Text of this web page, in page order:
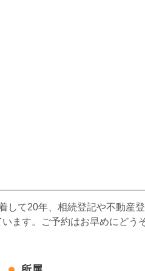
して20年、相続登記や不動産
ます。ご予約はお早めにどう